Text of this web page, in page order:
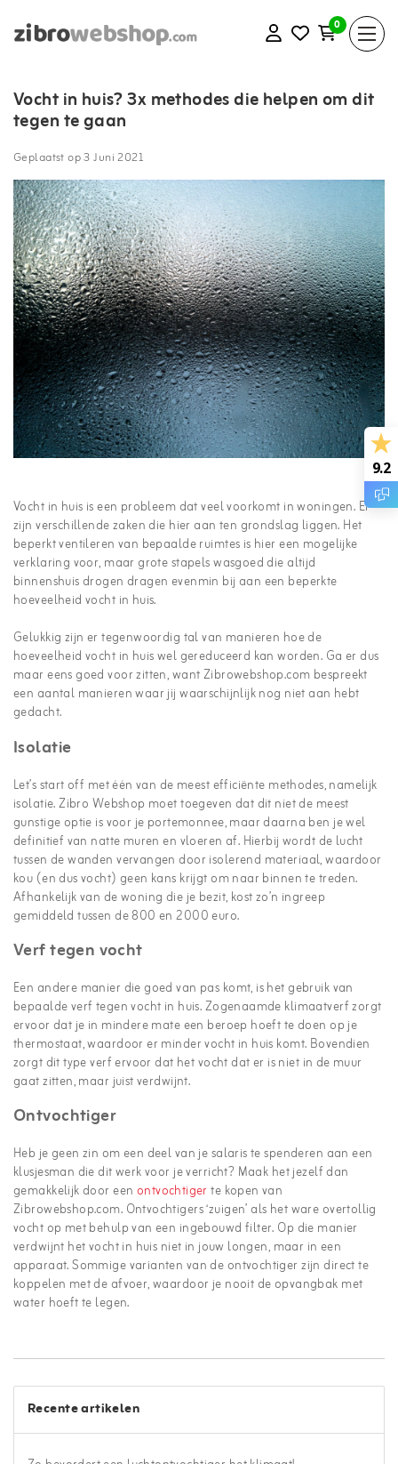
0
Vocht in huis? 3x methodes die helpen om dit
tegen te gaan
Geplaatst op3 Juni 2021
Vocht in huis is een probleem dat veel voorkomt in woningen. Er
zijn verschillende zaken die hier aan ten grondslag liggen. Het
beperkt ventileren van bepaalde ruimtes is hier een mogelijke
verklaring voor, maar grote stapels wasgoed die altijd
binnenshuis drogen dragen evenmin bij aan een beperkte
hoeveelheid vocht in huis.
Gelukkig zijn er tegenwoordig tal van manieren hoe de
hoeveelheid vocht in huis wel gereduceerd kan worden. Ga er dus
maar eens goed voor zitten, want Zibrowebshop.com bespreekt
een aantal manieren waar jij waarschijnlijk nog niet aan hebt
gedacht.
Isolatie
Let’s start off met één van de meest efficiënte methodes, namelijk
isolatie. Zibro Webshop moet toegeven dat dit niet de meest
gunstige optie is voor je portemonnee, maar daarna ben je wel
definitief van natte muren en vloeren af. Hierbij wordt de lucht
tussen de wanden vervangen door isolerend materiaal, waardoor
kou (en dus vocht) geen kans krijgt om naar binnen te treden.
Afhankelijk van de woning die je bezit, kost zo’n ingreep
gemiddeld tussen de 800 en 2000 euro.
Verf tegen vocht
Een andere manier die goed van pas komt, is het gebruik van
bepaalde verf tegen vocht in huis. Zogenaamde klimaatverf zorgt
ervoor dat je in mindere mate een beroep hoeft te doen op je
thermostaat, waardoor er minder vocht in huis komt. Bovendien
zorgt dit type verf ervoor dat het vocht dat er is niet in de muur
gaat zitten, maar juist verdwijnt.
Ontvochtiger
Heb je geen zin om een deel van je salaris te spenderen aan een
klusjesman die dit werk voor je verricht? Maak het jezelf dan
gemakkelijk door een ontvochtiger te kopen van
Zibrowebshop.com. Ontvochtigers ‘zuigen’ als het ware overtollig
vocht op met behulp van een ingebouwd filter. Op die manier
verdwijnt het vocht in huis niet in jouw longen, maar in een
apparaat. Sommige varianten van de ontvochtiger zijn direct te
koppelen met de afvoer, waardoor je nooit de opvangbak met
water hoeft te legen.
Recente artikelen
9.2